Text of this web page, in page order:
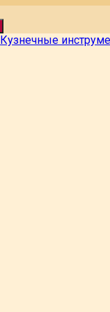
Кузнечные